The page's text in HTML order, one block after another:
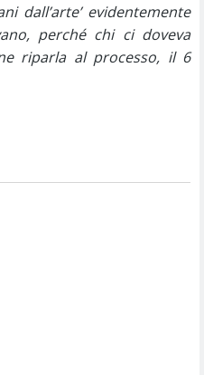
dall’arte’ evidentemente
perché chi ci doveva
riparla al processo, il 6